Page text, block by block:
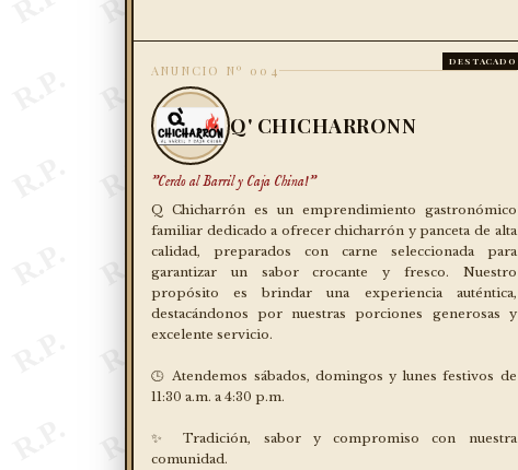
DESTACADO
ANUNCIO Nº 004
Q' CHICHARRONN
"Cerdo al Barril y Caja China!"
Q Chicharrón es un emprendimiento gastronómico
familiar dedicado a ofrecer chicharrón y panceta de alta
calidad, preparados con carne seleccionada para
garantizar un sabor crocante y fresco. Nuestro
propósito es brindar una experiencia auténtica,
destacándonos por nuestras porciones generosas y
excelente servicio.
🕒 Atendemos sábados, domingos y lunes festivos de
11:30 a.m. a 4:30 p.m.
✨ Tradición, sabor y compromiso con nuestra
comunidad.